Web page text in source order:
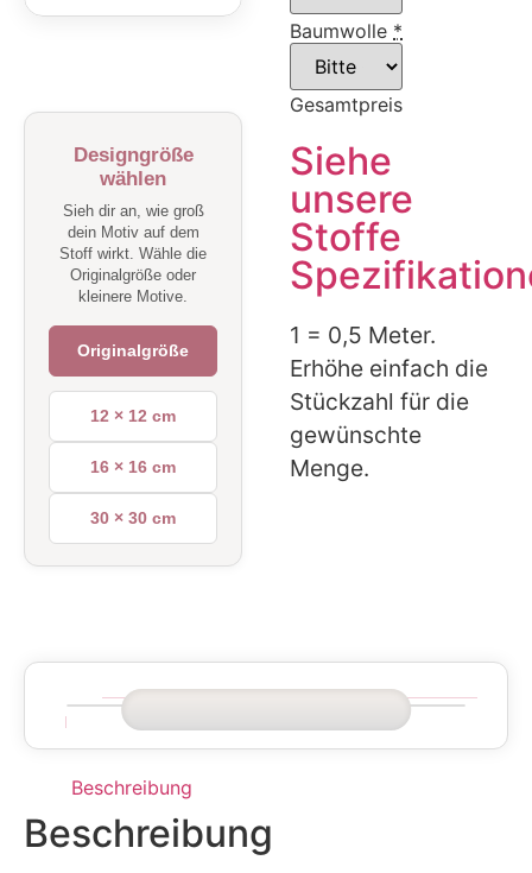
Designgröße
wählen
Sieh dir an, wie groß
dein Motiv auf dem
Stoff wirkt. Wähle die
Originalgröße oder
kleinere Motive.
Originalgröße
12 × 12 cm
16 × 16 cm
30 × 30 cm
Baumwolle *
Gesamtpreis
Siehe
unsere
Stoffe
1 = 0,5 Meter.
Erhöhe einfach die
Stückzahl für die
gewünschte
Menge.
Beschreibung
Beschreibung